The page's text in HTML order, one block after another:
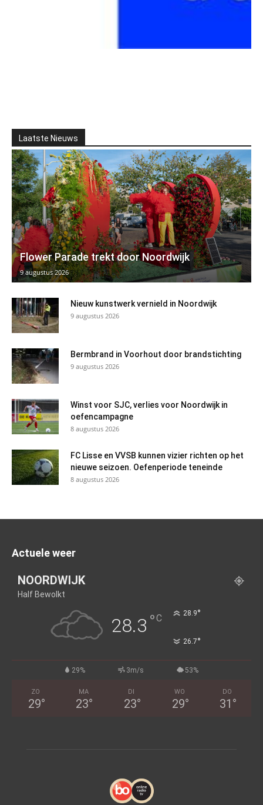
Laatste Nieuws
Flower Parade trekt door Noordwijk
9 augustus 2026
Nieuw kunstwerk vernield in Noordwijk
9 augustus 2026
Bermbrand in Voorhout door brandstichting
9 augustus 2026
Winst voor SJC, verlies voor Noordwijk in
oefencampagne
8 augustus 2026
FC Lisse en VVSB kunnen vizier richten op het
nieuwe seizoen. Oefenperiode teneinde
8 augustus 2026
Actuele weer
NOORDWIJK
Half Bewolkt
28.3 °C 28.9°
26.7°
29% 3m/s 53%
ZO
29°
MA
23°
DI
23°
WO
29°
DO
31 °